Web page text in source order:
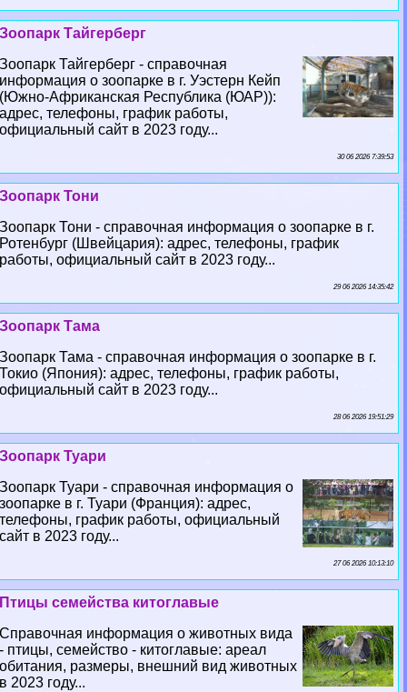
Зоопарк Тайгерберг
Зоопарк Тайгерберг - справочная
информация о зоопарке в г. Уэстерн Кейп
(Южно-Африканская Республика (ЮАР)):
адрес, телефоны, график работы,
официальный сайт в 2023 году...
30 06 2026 7:39:53
Зоопарк Тони
Зоопарк Тони - справочная информация о зоопарке в г.
Ротенбург (Швейцария): адрес, телефоны, график
работы, официальный сайт в 2023 году...
29 06 2026 14:35:42
Зоопарк Тама
Зоопарк Тама - справочная информация о зоопарке в г.
Токио (Япония): адрес, телефоны, график работы,
официальный сайт в 2023 году...
28 06 2026 19:51:29
Зоопарк Туари
Зоопарк Туари - справочная информация о
зоопарке в г. Туари (Франция): адрес,
телефоны, график работы, официальный
сайт в 2023 году...
27 06 2026 10:13:10
Птицы семейства китоглавые
Справочная информация о животных вида
- птицы, семейство - китоглавые: ареал
обитания, размеры, внешний вид животных
в 2023 году...